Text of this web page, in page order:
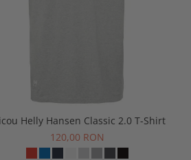
Helly Hansen Classic 2.0 T-Shirt
120,00 RON